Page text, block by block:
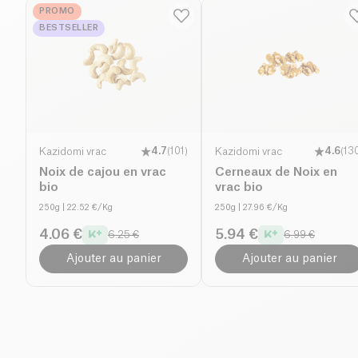
PROMO
BESTSELLER
Kazidomi vrac 4.7(101 )
Noix de cajou en vrac
bio
250g | 22.52 €/Kg
4.06 € 6.25 €
Ajouter au panier
Kazidomi vrac 4.6(
Cerneaux de Noix en
vrac bio
250g | 27.96 €/Kg
5.94 € 6.99 €
Ajouter au panier